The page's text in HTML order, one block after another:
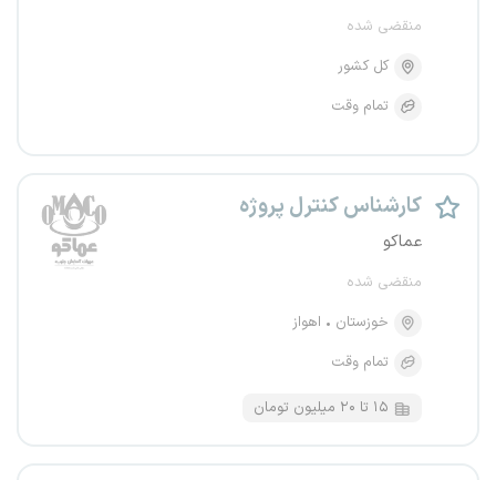
منقضی شده
کل کشور
تمام وقت
کارشناس کنترل پروژه
عماکو
منقضی شده
خوزستان
اهواز
تمام وقت
۱۵ تا ۲۰ میلیون تومان